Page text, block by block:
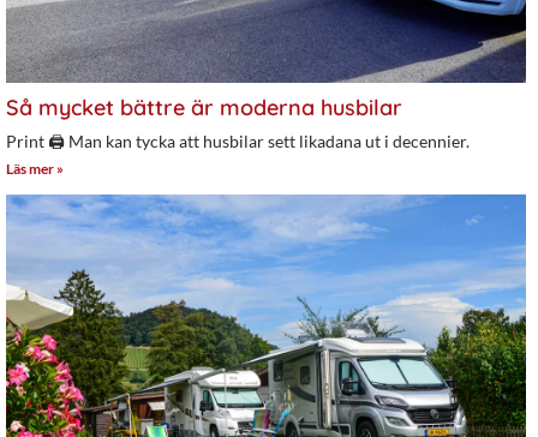
Så mycket bättre är moderna husbilar
Print 🖨 Man kan tycka att husbilar sett likadana ut i decennier.
Läs mer »